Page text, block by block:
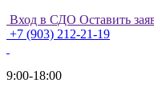
Вход в СДО Оставить
+7 (903) 212-21-19
9:00-18:00